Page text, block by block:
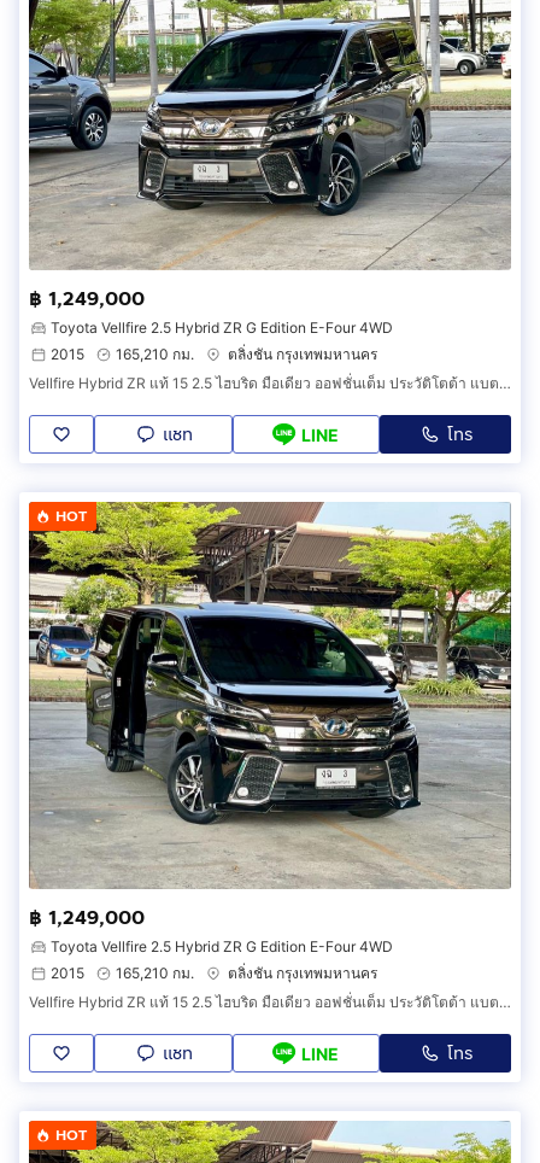
฿ 1,249,000
Toyota Vellfire 2.5 Hybrid ZR G Edition E-Four 4WD
2015
165,210 กม.
ตลิ่งชัน กรุงเทพมหานคร
Vellfire Hybrid ZR แท้ 15 2.5 ไฮบริด มือเดียว ออฟชั่นเต็ม ประวัติโตต้า แบตไฮบริดเพิ่งเปลี่ยน มีวารันตีถึง 25 กพ 69 ฟิล์ม พรม ฯ ทุกอย่างครบ
แชท LINE โทร
HOT
฿ 1,249,000
Toyota Vellfire 2.5 Hybrid ZR G Edition E-Four 4WD
2015
165,210 กม.
ตลิ่งชัน กรุงเทพมหานคร
Vellfire Hybrid ZR แท้ 15 2.5 ไฮบริด มือเดียว ออฟชั่นเต็ม ประวัติโตต้า แบตไฮบริดเพิ่งเปลี่ยน มีวารันตีถึง 25 กพ 69 ฟิล์ม พรม ฯ ทุกอย่างครบ
แชท LINE โทร
HOT